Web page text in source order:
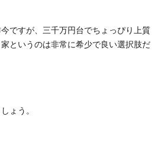
ですが、三千万円台でちょっぴり上質
というのは非常に希少で良い選択肢だ
ょう。